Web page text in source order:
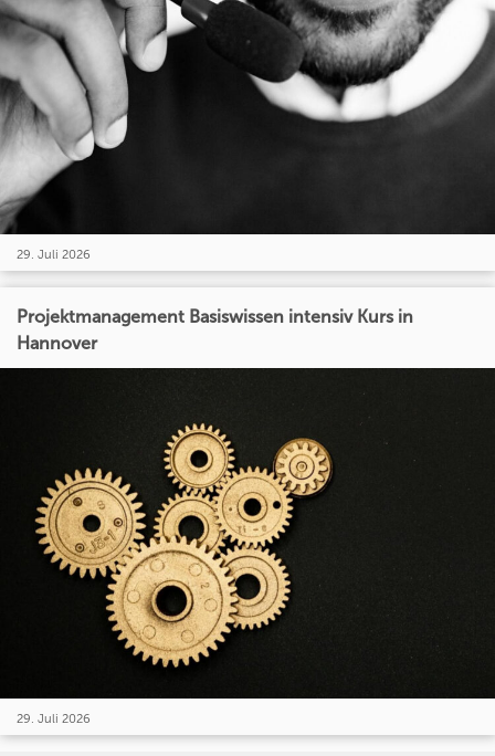
29. Juli 2026
Projektmanagement Basiswissen intensiv Kurs in
Hannover
29. Juli 2026